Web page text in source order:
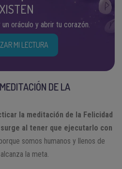
oráculo y abrir tu corazón.
MI LECTURA
DE LA
la meditación de la Felicidad
al tener que ejecutarlo con
somos humanos y llenos de
la meta.